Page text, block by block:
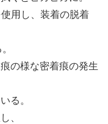
用し、装着の脱着
の様な密着痕の発生
る。
、